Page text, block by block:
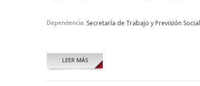
Dependencia: Secretaría de Trabajo y Previsión Social
LEER MÁS